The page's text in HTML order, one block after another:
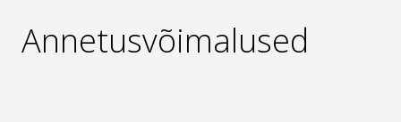
Annetusvõimalused